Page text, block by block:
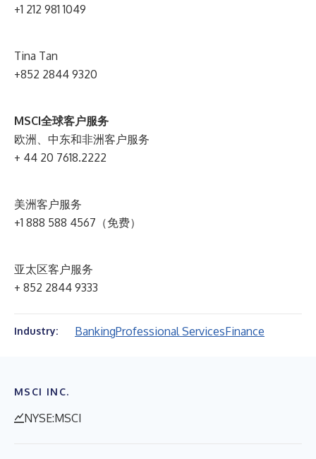
+1 212 981 1049
Tina Tan
+852 2844 9320
MSCI全球客户服务
欧洲、中东和非洲客户服务
+ 44 20 7618.2222
美洲客户服务
+1 888 588 4567（免费）
亚太区客户服务
+ 852 2844 9333
Industry: BankingProfessional ServicesFinance
MSCI INC.
NYSE:MSCI